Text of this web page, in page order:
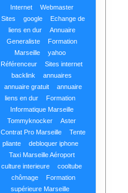
Internet
Webmaster
Sites
google
Echange de
liens en dur
Annuaire
Generaliste
Formation
Marseille
yahoo
Référenceur
Sites internet
backlink
annuaires
annuaire gratuit
annuaire
liens en dur
Formation
Informatique Marseille
Tommyknocker
Aster
Contrat Pro Marseille
Tente
pliante
debloquer iphone
Taxi Marseille Aéroport
culture interieure
cooltube
chômage
Formation
supérieure Marseille